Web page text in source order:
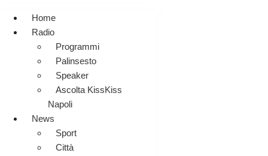
Home
Radio
Programmi
Palinsesto
Speaker
Ascolta KissKiss
Napoli
News
Sport
Città